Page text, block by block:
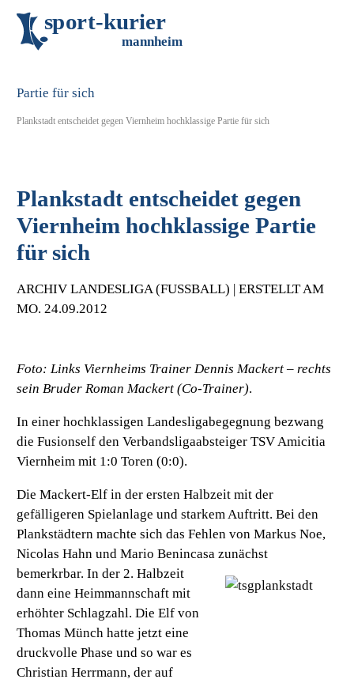
sport-kurier
mannheim
Plankstadt entscheidet gegen Viernheim hochklassige Partie für sich
Plankstadt entscheidet gegen
Viernheim hochklassige Partie
für sich
ARCHIV LANDESLIGA (FUSSBALL) | ERSTELLT AM M
O. 24.09.2012
Foto: Links Viernheims Trainer Dennis Mackert – rechts
sein Bruder Roman Mackert (Co-Trainer).
In einer hochklassigen Landesligabegegnung bezwang
die Fusionself den Verbandsligaabsteiger TSV Amicitia
Viernheim mit 1:0 Toren (0:0).
Die Mackert-Elf in der ersten Halbzeit mit der
gefälligeren Spielanlage und starkem Auftritt. Bei den
Plankstädtern machte sich das Fehlen von Markus Noe,
Nicolas Hahn und Mario Benincasa zunächst
bemerkrbar. In der 2. Halbzeit
dann eine Heimmannschaft mit
erhöhter Schlagzahl. Die Elf von
Thomas Münch hatte jetzt eine
druckvolle Phase und so war es
Christian Herrmann, der auf